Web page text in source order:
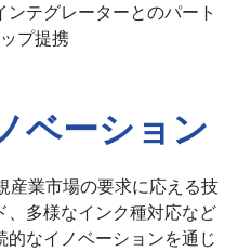
テグレーターとのパート
プ提携
ベーション
産業市場の要求に応える技
、多様なインク種対応など
なイノベーションを通じ